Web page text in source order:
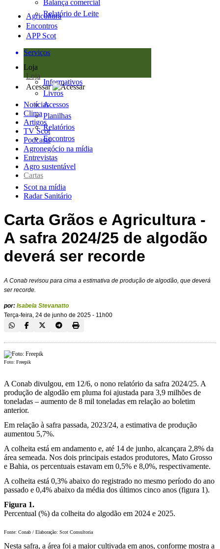
Balança comercial
Relatório de Leite
Agricultura
Encontros
APP Scot
Serviços
Loja
Loja
Informativos
Livros
Acessos
Planilhas
Relatórios
Encontros
Acessar
Notícias
Clima
Artigos
TV Scot
Podcasts
Agronegócio na mídia
Entrevistas
Agro sustentável
Cartas
Scot na mídia
Radar Sanitário
Carta Grãos e Agricultura -
A safra 2024/25 de algodão
deverá ser recorde
A Conab revisou para cima a estimativa de produção de algodão, que deverá
ser recorde.
por: Isabela Stevanatto
Terça-feira, 24 de junho de 2025 - 11h00
Foto: Freepik
A Conab divulgou, em 12/6, o nono relatório da safra 2024/25. A
produção de algodão em pluma foi ajustada para 3,9 milhões de
toneladas – aumento de 8 mil toneladas em relação ao boletim
anterior.
Em relação à safra passada, 2023/24, a estimativa de produção
aumentou 5,7%.
A colheita está em andamento e, até 14 de junho, alcançara 2,8% da
área semeada. Nos dois principais estados produtores, Mato Grosso
e Bahia, os percentuais estavam em 0,5% e 8,0%, respectivamente.
A colheita está 0,3% abaixo do registrado no mesmo período do ano
passado e 0,4% abaixo da média dos últimos cinco anos (figura 1).
Figura 1.
Percentual (%) da colheita do algodão em 2024 e 2025.
Fonte: Conab / Elaboração: Scot Consultoria
Nesta safra, a área foi a maior cultivada em anos, conforme mostra a